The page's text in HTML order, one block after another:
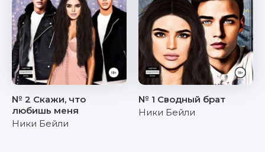
№ 2 Скажи, что
любишь меня
Ники Бейли
№ 1 Сводный брат
Ники Бейли